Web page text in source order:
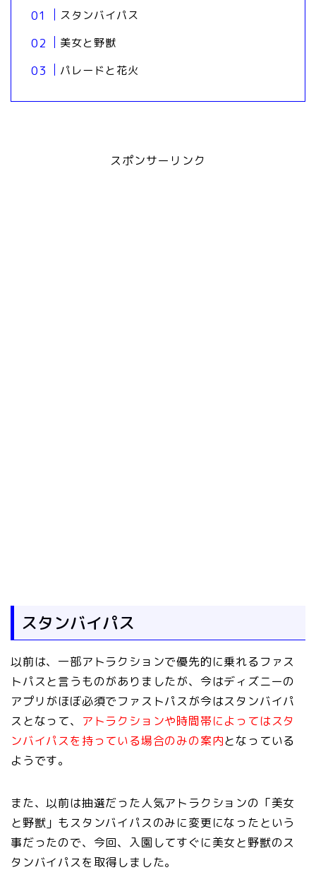
スタンバイパス
美女と野獣
パレードと花火
スポンサーリンク
スタンバイパス
以前は、一部アトラクションで優先的に乗れるファス
トパスと言うものがありましたが、今はディズニーの
アプリがほぼ必須でファストパスが今はスタンバイパ
スとなって、 アトラクションや時間帯によってはスタ
ンバイパスを持っている場合のみの案内となっている
ようです。
また、以前は抽選だった人気アトラクションの「美女
と野獣」もスタンバイパスのみに変更になったという
事だったので、今回、入園してすぐに美女と野獣のス
タンバイパスを取得しました。